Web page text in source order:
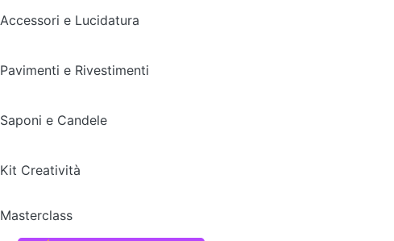
Accessori e Lucidatura
Pavimenti e Rivestimenti
Saponi e Candele
Kit Creatività
Masterclass